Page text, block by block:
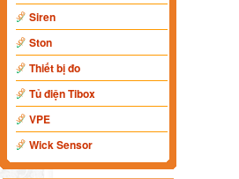
Siren
Ston
Thiết bị đo
Tủ điện Tibox
VPE
Wick Sensor